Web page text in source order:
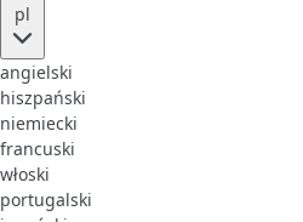
pl
angielski
hiszpański
niemiecki
francuski
włoski
portugalski